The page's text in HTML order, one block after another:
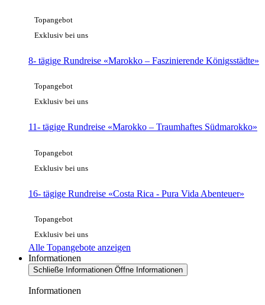
Topangebot
Exklusiv bei uns
8- tägige Rundreise «Marokko – Faszinierende Königsstädte»
Topangebot
Exklusiv bei uns
11- tägige Rundreise «Marokko – Traumhaftes Südmarokko»
Topangebot
Exklusiv bei uns
16- tägige Rundreise «Costa Rica - Pura Vida Abenteuer»
Topangebot
Exklusiv bei uns
Alle Topangebote anzeigen
Informationen
Schließe Informationen Öffne Informationen
Informationen